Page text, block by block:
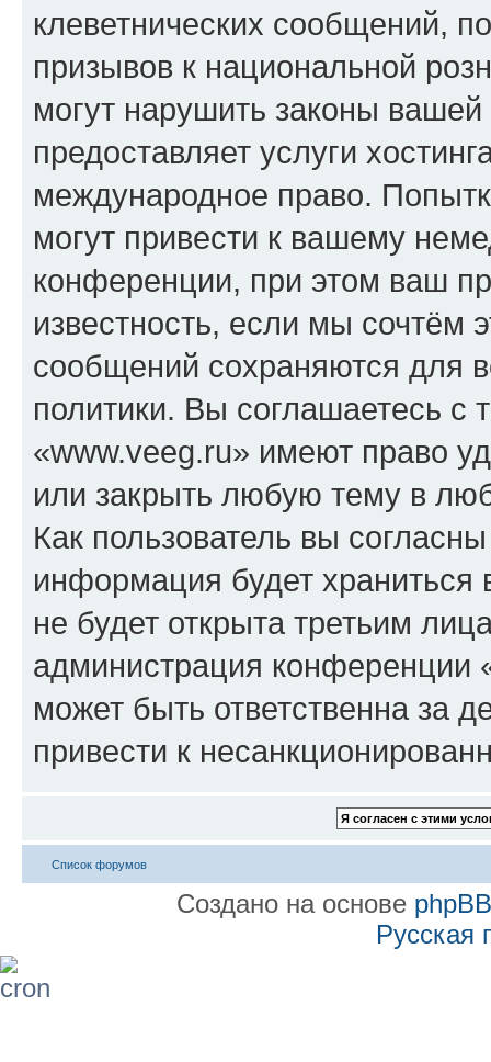
клеветнических сообщений,
призывов к национальной
могут нарушить законы
предоставляет услуги
международное право.
могут привести к вашему
конференции, при этом ваш
известность, если мы сочтём
сообщений сохраняются для
политики. Вы соглашаетесь
«www.veeg.ru» имеют право
или закрыть любую тему в
Как пользователь вы
информация будет
не будет открыта третьим
администрация конференции
может быть ответственна за
привести к
Список форумов
Создано на основе phpBB
Русская